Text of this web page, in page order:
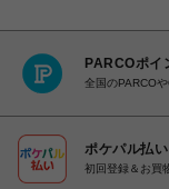
PARCOポイ
全国のPARCO
ポケパル払い
初回登録＆お買